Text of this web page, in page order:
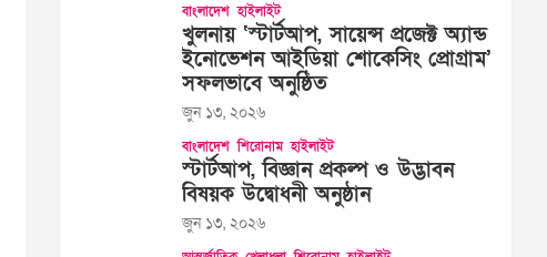
বাংলাদেশ হাইলাইট
খুলনায় ‘স্টার্টআপ, সায়েন্স প্রজেক্ট অ্যান্ড
ইনোভেশন আইডিয়া শোকেসিং প্রোগ্রাম’
সফলভাবে অনুষ্ঠিত
জুন ১৩, ২০২৬
বাংলাদেশ শিরোনাম হাইলাইট
স্টার্টআপ, বিজ্ঞান প্রকল্প ও উদ্ভাবন
বিষয়ক উদ্বোধনী অনুষ্ঠান
জুন ১৩, ২০২৬